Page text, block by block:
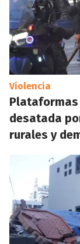
Violencia
desatada
rurales y